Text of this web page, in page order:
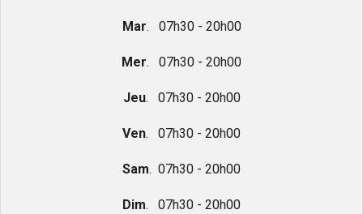
Mar. 07h30 - 20h00
Mer. 07h30 - 20h00
Jeu. 07h30 - 20h00
Ven. 07h30 - 20h00
Sam. 07h30 - 20h00
Dim. 07h30 - 20h00